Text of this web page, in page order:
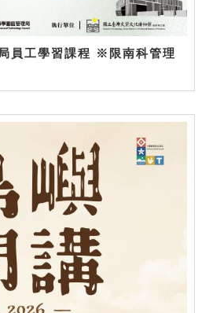
員工學習課程 ※限南科管理